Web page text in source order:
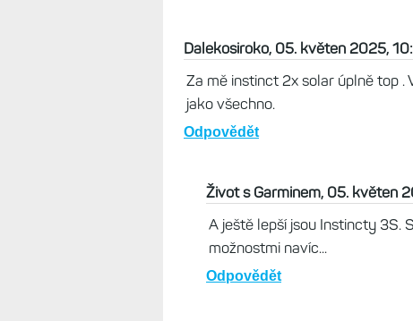
Dalekosiroko, 05. květen 2025,
Za mě instinct 2x solar úplně top .
jako všechno.
Odpovědět
Život s Garminem, 05. květen
A ještě lepší jsou Instincty 3S.
možnostmi navíc...
Odpovědět